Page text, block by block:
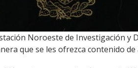
Noroeste de Investigación y
que se les ofrezca contenido